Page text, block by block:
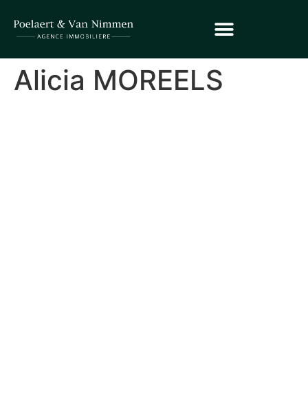
Alicia MOREELS